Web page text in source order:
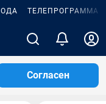
ТЕЛЕПРОГРАММА
Согласен